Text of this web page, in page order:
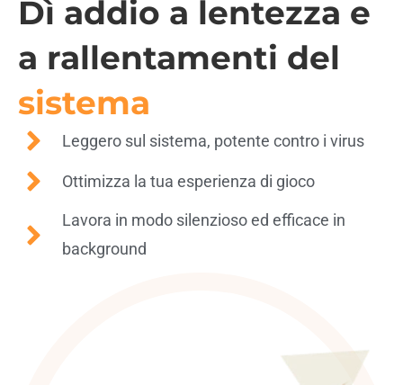
Dì addio a lentezza e
a rallentamenti del
sistema
Leggero sul sistema, potente contro i virus
Ottimizza la tua esperienza di gioco
Lavora in modo silenzioso ed efficace in
background